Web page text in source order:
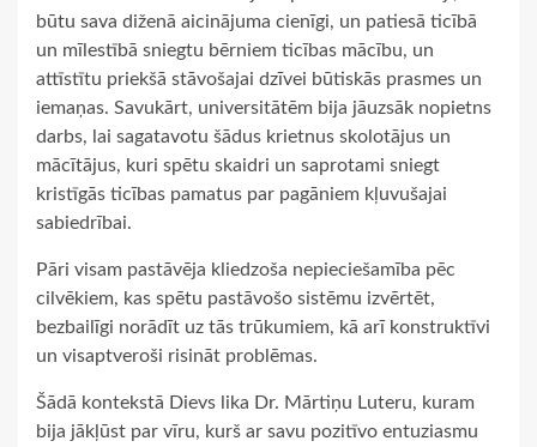
būtu sava diženā aicinājuma cienīgi, un patiesā ticībā
un mīlestībā sniegtu bērniem ticības mācību, un
attīstītu priekšā stāvošajai dzīvei būtiskās prasmes un
iemaņas. Savukārt, universitātēm bija jāuzsāk nopietns
darbs, lai sagatavotu šādus krietnus skolotājus un
mācītājus, kuri spētu skaidri un saprotami sniegt
kristīgās ticības pamatus par pagāniem kļuvušajai
sabiedrībai.
Pāri visam pastāvēja kliedzoša nepieciešamība pēc
cilvēkiem, kas spētu pastāvošo sistēmu izvērtēt,
bezbailīgi norādīt uz tās trūkumiem, kā arī konstruktīvi
un visaptveroši risināt problēmas.
Šādā kontekstā Dievs lika Dr. Mārtiņu Luteru, kuram
bija jākļūst par vīru, kurš ar savu pozitīvo entuziasmu